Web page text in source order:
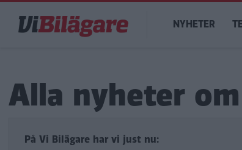
huvudinnehåll
Main
navigation
NYHETER
Alla nyheter
På Vi Bilägare har vi just nu: